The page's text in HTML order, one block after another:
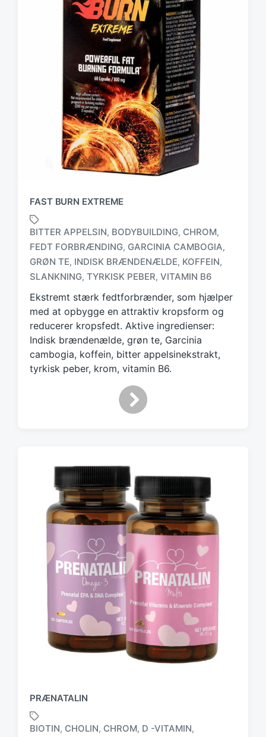
FAST BURN EXTREME
a
g
g
d
w
i
t
h
BITTER APPELSIN, BODYBUILDING, CHROM,
FEDT FORBRÆNDING, GARCINIA CAMBOGIA,
GRØN TE, INDISK BRÆNDENÆLDE, KOFFEIN,
SLANKNING, TYRKISK PEBER, VITAMIN B6
Ekstremt stærk fedtforbrænder, som hjælper
med at opbygge en attraktiv kropsform og
reducerer kropsfedt. Aktive ingredienser:
Indisk brændenælde, grøn te, Garcinia
cambogia, koffein, bitter appelsinekstrakt,
tyrkisk peber, krom, vitamin B6.
PRÆNATALIN
BIOTIN, CHOLIN, CHROM, D -VITAMIN,